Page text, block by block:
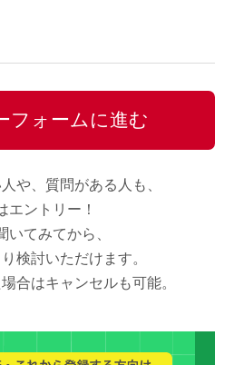
フォームに進む
や、質問がある人も、
エントリー！
いてみてから、
検討いただけます。
合はキャンセルも可能。